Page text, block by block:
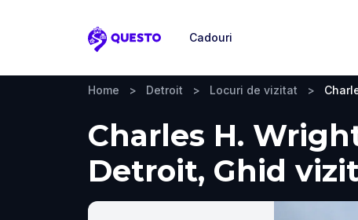
Questo
Cadouri
Home > Detroit > Locuri de vizitat >
Charles H.
Detroit, Ghid